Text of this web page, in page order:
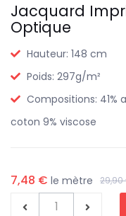
Jacquard
Optique
Hauteur: 148 cm
Poids: 297g/m²
Compositions: 41%
coton 9% viscose
7,48 € le mètre